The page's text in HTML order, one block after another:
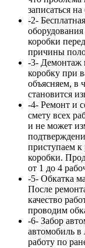
записаться
-2-
коробки
причины
-3- Демонтаж
коробку при
объясняем, в
становится
-4- Ремонт и
смету всех
и не может
приступаем
коробки.
от 1 до 4
-5- Обкатка
После
качество
проводим
-6- Забор
автомобиль в
работу по